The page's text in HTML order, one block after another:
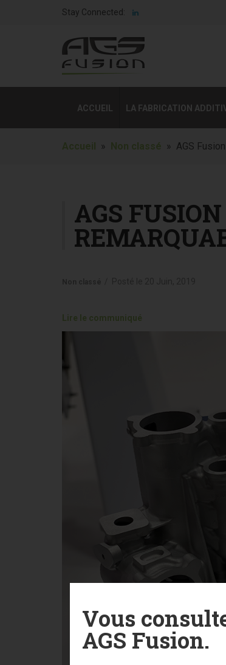
Stay Connected:
ACCUEIL LA FABRICATION
Accueil » Non classé » AGS
AGS
Lire le communiqué
Vous
AGS Fusion.